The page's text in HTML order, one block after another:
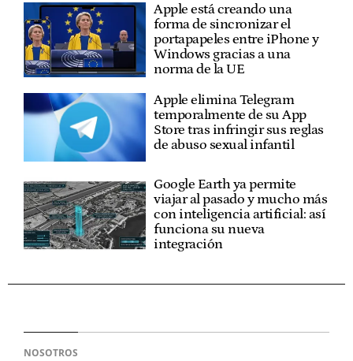
Apple está creando una
forma de sincronizar el
portapapeles entre iPhone y
Windows gracias a una
norma de la UE
Apple elimina Telegram
temporalmente de su App
Store tras infringir sus reglas
de abuso sexual infantil
Google Earth ya permite
viajar al pasado y mucho más
con inteligencia artificial: así
funciona su nueva
integración
NOSOTROS